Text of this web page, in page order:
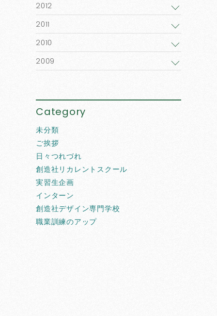
2012
2011
2010
2009
Category
未分類
ご挨拶
日々つれづれ
創造社リカレントスクール
実習生企画
インターン
創造社デザイン専門学校
職業訓練のアップ